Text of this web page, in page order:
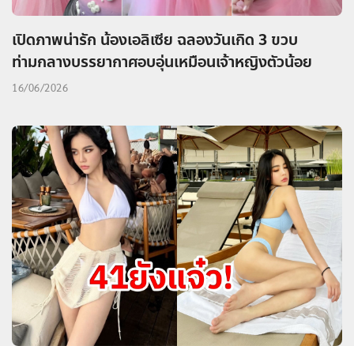
เปิดภาพน่ารัก น้องเอลิเซีย ฉลองวันเกิด 3 ขวบ
ท่ามกลางบรรยากาศอบอุ่นเหมือนเจ้าหญิงตัวน้อย
16/06/2026